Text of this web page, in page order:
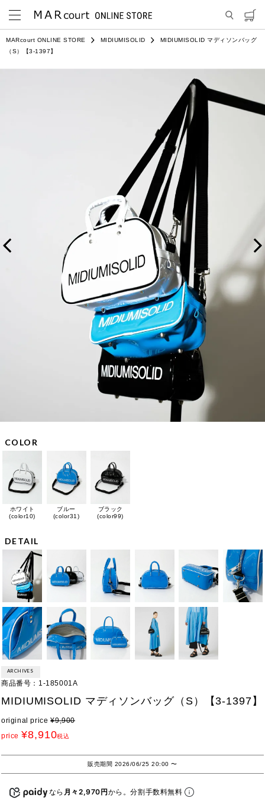
MARcourt ONLINE STORE MIDIUMISOLID
MIDIUMISOLID マディソンバッグ
（S）【3-1397】
COLOR
ホワイト
(color10)
ブルー
(color31)
ブラック
(color99)
DETAIL
ARCHIVES
商品番号 1-185001A
MIDIUMISOLID マディソンバッグ（S）【3-1397】
original price ¥9,900
price ¥8,910税込
販売期間 2026/06/25 20:00〜
なら 月々2,970円から。分割手数料無料